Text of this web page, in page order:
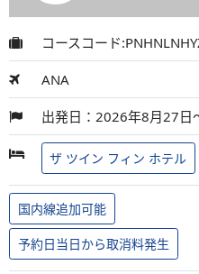
コースコード
ANA
出発日：2026年8月27日
ザ ツイン フィン ホテル
国内線追加可能
予約日当日から取消料発生